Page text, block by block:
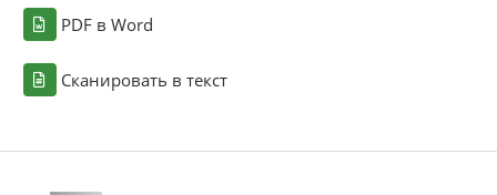
PDF в Word
Сканировать в текст